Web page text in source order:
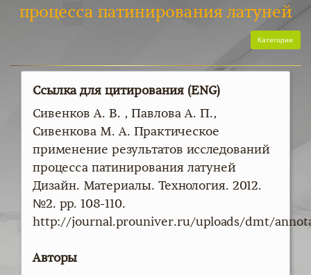
процесса патинирования латуней
Категории
Ссылка для цитирования (ENG)
Сивенков А. В. , Павлова А. П.,
Сивенкова М. А. Практическое
применение результатов исследований
процесса патинирования латуней
Дизайн. Материалы. Технология. 2012.
№2. pp. 108-110.
http://journal.prouniver.ru/uploads/dmt/
Авторы